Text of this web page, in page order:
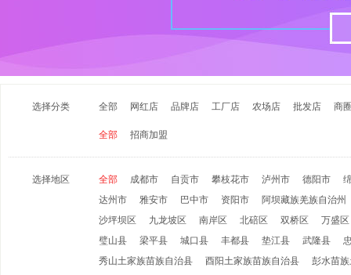
选择分类 全部 网红店 品牌店 工厂店 农场店 批发店 商
全部 招商加盟
选择地区 全部 成都市 自贡市 攀枝花市 泸州市 德阳市
达州市
雅安市 巴中市 资阳市
阿坝藏族羌族自治州
沙坪坝区
九龙坡区 南岸区 北碚区 双桥区
万盛区
璧山县
梁平县 城口县 丰都县 垫江县 武隆县
秀山土家族苗族自治县
酉阳土家族苗族自治县
彭水苗